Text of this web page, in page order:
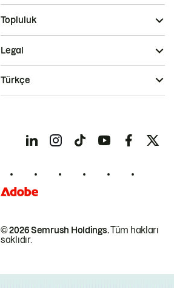
Topluluk
© 2026 Semrush Holdings.Tüm hakları
saklıdır.
Legal
Türkçe